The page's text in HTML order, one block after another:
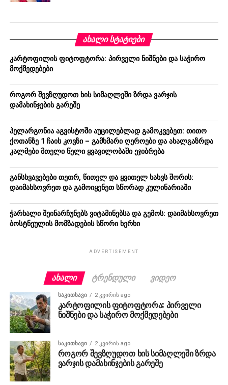
ᲐᲮᲐᲚᲘ ᲡᲢᲐᲢᲘᲔᲑᲘ
კარტოფილის ფიტოფტორა: პირველი ნიშნები და საჭირო
მოქმედებები
როგორ შევზღუდოთ ხის სიმაღლეში ზრდა ვარჯის
დამახინჯების გარეშე
პელარგონია აგვისტოში აუცილებლად გამოკვებეთ: თითო
ქოთანზე 1 ჩაის კოვზი – გამხმარი ღეროები და ახალგაზრდა
კალმები მთელი წელი ყვავილობაში ეჯიბრება
განსხვავებები თეთრ, წითელ და ყვითელ ხახვს შორის:
დაიმახსოვრეთ და გამოიყენეთ სწორად კულინარიაში
ჭარხალი შეინარჩუნებს ვიტამინებსა და გემოს: დაიმახსოვრეთ
ბოსტნეულის მომზადების სწორი ხერხი
ADVERTISEMENT
ᲐᲮᲐᲚᲘ ᲢᲠᲔᲜᲓᲣᲚᲘ ᲕᲘᲓᲔᲝ
ᲡᲐᲙᲘᲗᲮᲐᲕᲘ 2 კვირის ago
კარტოფილის ფიტოფტორა: პირველი
ნიშნები და საჭირო მოქმედებები
ᲡᲐᲙᲘᲗᲮᲐᲕᲘ 2 კვირის ago
როგორ შევზღუდოთ ხის სიმაღლეში ზრდა
ვარჯის დამახინჯების გარეშე